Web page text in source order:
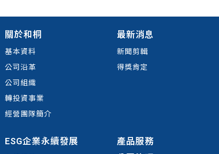
關於和桐
基本資料
公司沿革
公司組織
轉投資事業
經營團隊簡介
最新消息
新聞剪輯
得獎肯定
ESG企業永續發展
產品服務